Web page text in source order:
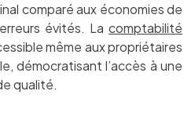
comparé aux économies de
évités. La comptabilité
même aux propriétaires
démocratisant l’accès à une
qualité.